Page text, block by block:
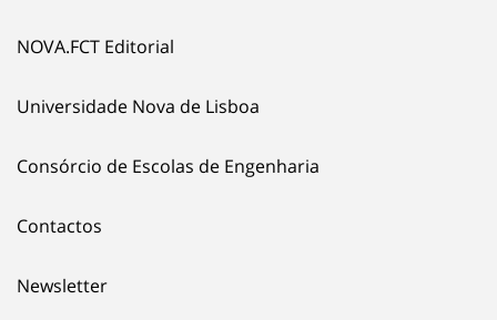
NOVA.FCT Editorial
Universidade Nova de Lisboa
Consórcio de Escolas de Engenharia
Contactos
Newsletter